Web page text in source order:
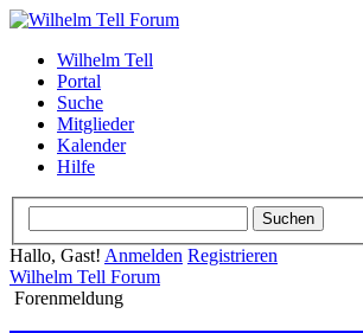
Wilhelm Tell
Portal
Suche
Mitglieder
Kalender
Hilfe
Hallo, Gast! Anmelden Registrieren
Wilhelm Tell Forum
Forenmeldung